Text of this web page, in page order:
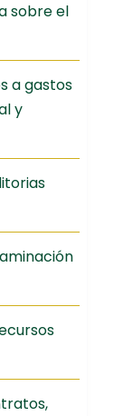
sobre el
a gastos
y